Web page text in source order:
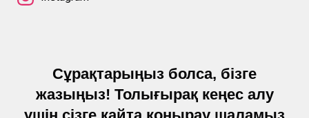
Сұрақтарыңыз болса, бізге
жазыңыз! Толығырақ кеңес алу